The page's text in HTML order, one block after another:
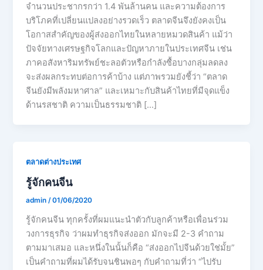
จำนวนประชากรกว่า 1.4 พันล้านคน และความต้องการ
บริโภคที่เปลี่ยนแปลงอย่างรวดเร็ว ตลาดจีนจึงยังคงเป็น
โอกาสสำคัญของผู้ส่งออกไทยในหลายหมวดสินค้า แม้ว่า
ปัจจัยทางเศรษฐกิจโลกและปัญหาภายในประเทศจีน เช่น
ภาคอสังหาริมทรัพย์ชะลอตัวหรือกำลังซื้อบางกลุ่มลดลง
จะส่งผลกระทบต่อการค้าบ้าง แต่ภาพรวมยังชี้ว่า “ตลาด
จีนยังมีพลังมหาศาล” และเหมาะกับสินค้าไทยที่มีจุดแข็ง
ด้านรสชาติ ความเป็นธรรมชาติ […]
ตลาดต่างประเทศ
รู้จักคนจีน
admin/01/06/2020
รู้จักคนจีน ทุกครั้งที่ผมแนะนำตัวกับลูกค้าหรือเพื่อนร่วม
วงการธุรกิจ ว่าผมทำธุรกิจส่งออก มักจะมี 2-3 คำถาม
ตามมาเสมอ และหนึ่งในนั้นก็คือ “ส่งออกไปจีนด้วยใช่มั้ย”
เป็นคำถามที่ผมได้รับจนชินพอๆ กับคำถามที่ว่า “ไปรับ